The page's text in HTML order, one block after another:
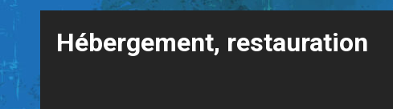
Hébergement, restauration